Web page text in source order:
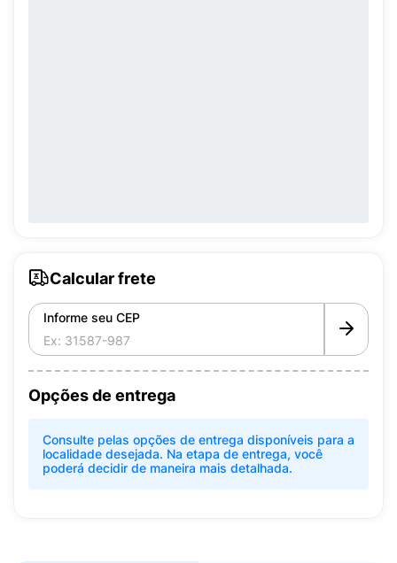
Calcular frete
Informe seu CEP
Opções de entrega
Consulte pelas opções de entrega disponíveis para a
localidade desejada. Na etapa de entrega, você
poderá decidir de maneira mais detalhada.